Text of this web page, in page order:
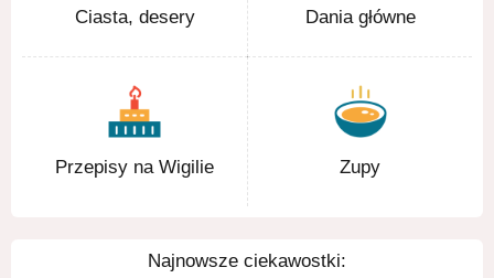
Ciasta, desery Dania główne
Przepisy na Wigilie Zupy
Najnowsze ciekawostki: